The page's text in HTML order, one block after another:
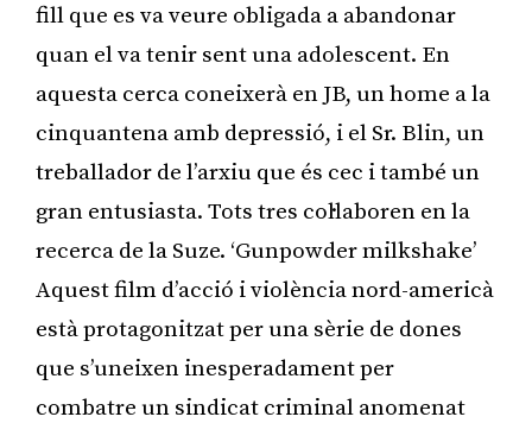
fill que es va veure obligada a abandonar
quan el va tenir sent una adolescent. En
aquesta cerca coneixerà en JB, un home a la
cinquantena amb depressió, i el Sr. Blin, un
treballador de l’arxiu que és cec i també un
gran entusiasta. Tots tres col·laboren en la
recerca de la Suze. ‘Gunpowder milkshake’
Aquest film d’acció i violència nord-americà
està protagonitzat per una sèrie de dones
que s’uneixen inesperadament per
combatre un sindicat criminal anomenat